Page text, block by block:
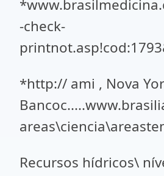
-check-
*http:// ami , Nova
Recursos hídricos\